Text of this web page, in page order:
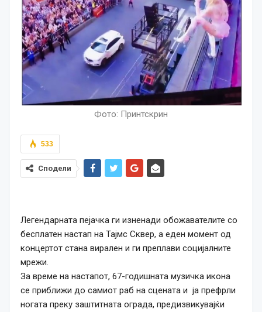
Фото: Принтскрин
533
Сподели
Легендарната пејачка ги изненади обожавателите со
бесплатен настап на Тајмс Сквер, а еден момент од
концертот стана вирален и ги преплави социјалните
мрежи.
За време на настапот, 67-годишната музичка икона
се приближи до самиот раб на сцената и ја префрли
ногата преку заштитната ограда, предизвикувајќи